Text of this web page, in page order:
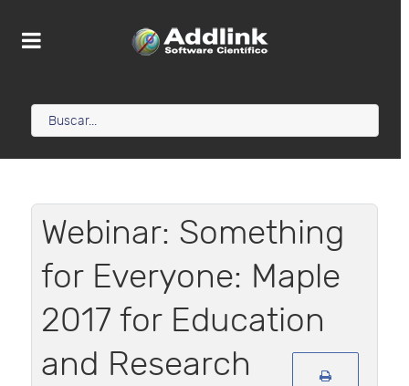
Webinar: Something
for Everyone: Maple
2017 for Education
and Research